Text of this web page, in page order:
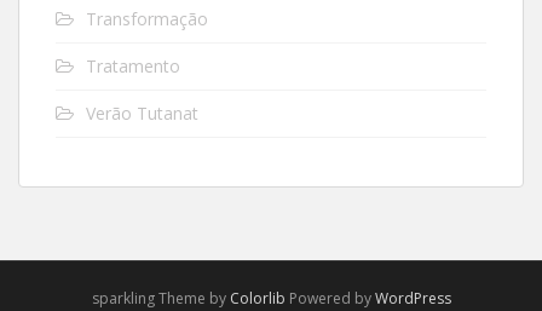
Transformação
Tratamento
Verão Tutanat
sparkling Theme by Colorlib Powered byWordPress